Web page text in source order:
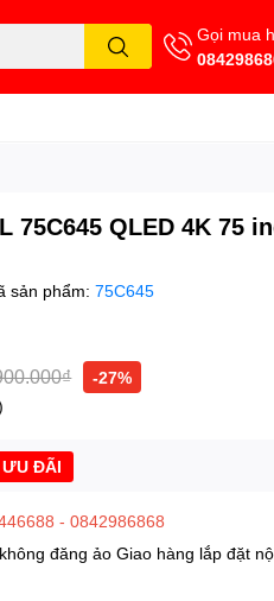
Gọi mua
75C645 QLED 4K 75
sản phẩm:75C645
-27%
ƯU ĐÃI
-0842986868
đăng ảo Giao hàng lắp đặt